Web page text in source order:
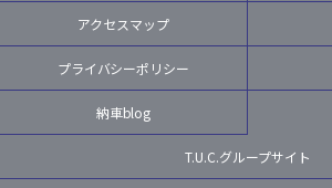
アクセスマップ
プライバシーポリシー
納車blog
T.U.C.グループサイト